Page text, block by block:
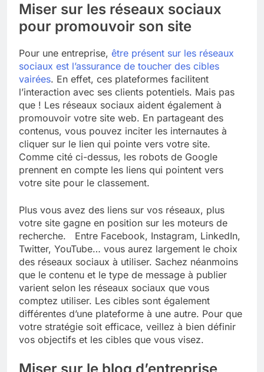
Miser sur les réseaux sociaux
pour promouvoir son site
Pour une entreprise, être présent sur les réseaux
sociaux est l’assurance de toucher des cibles
vairées. En effet, ces plateformes facilitent
l’interaction avec ses clients potentiels. Mais pas
que ! Les réseaux sociaux aident également à
promouvoir votre site web. En partageant des
contenus, vous pouvez inciter les internautes à
cliquer sur le lien qui pointe vers votre site.
Comme cité ci-dessus, les robots de Google
prennent en compte les liens qui pointent vers
votre site pour le classement.
Plus vous avez des liens sur vos réseaux, plus
votre site gagne en position sur les moteurs de
recherche. Entre Facebook, Instagram, LinkedIn,
Twitter, YouTube… vous aurez largement le choix
des réseaux sociaux à utiliser. Sachez néanmoins
que le contenu et le type de message à publier
varient selon les réseaux sociaux que vous
comptez utiliser. Les cibles sont également
différentes d’une plateforme à une autre. Pour que
votre stratégie soit efficace, veillez à bien définir
vos objectifs et les cibles que vous visez.